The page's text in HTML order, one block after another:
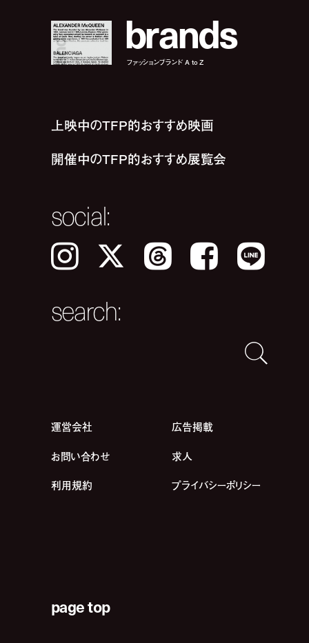
brands
ファッションブランド A to Z
上映中のTFP的おすすめ映画
開催中のTFP的おすすめ展覧会
social:
Instagram 𝕏 Threads Facebook LINE
search:
運営会社
広告掲載
お問い合わせ
求人
利用規約 プライバシーポリシー
page top